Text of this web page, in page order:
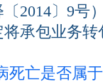
2014〕9号
承包业务转
死亡是否属